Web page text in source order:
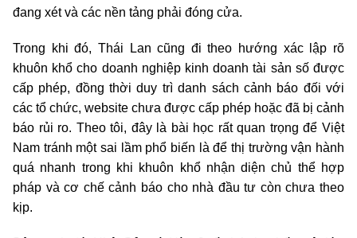
đang xét và các nền tảng phải đóng cửa.
Trong khi đó, Thái Lan cũng đi theo hướng xác lập rõ
khuôn khổ cho doanh nghiệp kinh doanh tài sản số được
cấp phép, đồng thời duy trì danh sách cảnh báo đối với
các tổ chức, website chưa được cấp phép hoặc đã bị cảnh
báo rủi ro. Theo tôi, đây là bài học rất quan trọng để Việt
Nam tránh một sai lầm phổ biến là để thị trường vận hành
quá nhanh trong khi khuôn khổ nhận diện chủ thể hợp
pháp và cơ chế cảnh báo cho nhà đầu tư còn chưa theo
kịp.